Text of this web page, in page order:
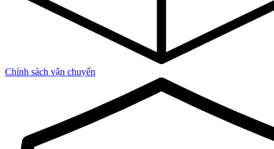
Chính sách vận chuyển